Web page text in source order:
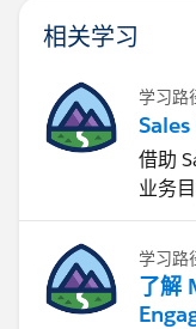
相关学习
学习路
借助
业务目
学习路
了解